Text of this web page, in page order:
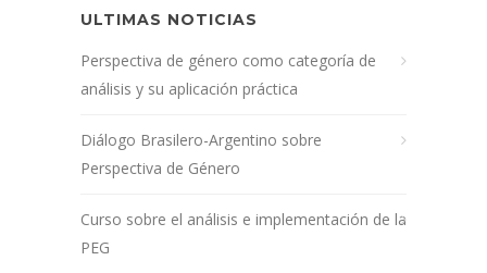
ULTIMAS NOTICIAS
Perspectiva de género como categoría de
análisis y su aplicación práctica
Diálogo Brasilero-Argentino sobre
Perspectiva de Género
Curso sobre el análisis e implementación de la
PEG